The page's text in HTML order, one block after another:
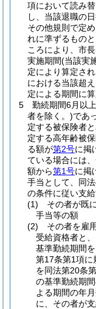
項において読み
し、当該退職の
その他規則で定
れに準ずるもの
ころにより、市
実施期間(当該実
定により算定さ
における当該超
定による期間に算
5
勤続期間6月以
者を除く。)であ
定する被保険者
定する高年齢被
る額が第2号に掲
ている場合には
額から第1号に掲
手当として、同
の条件に従い支給
(1)
その者が既
手当等の額
(2)
その者を雇
受給資格者と
基準勤続期間
第17条第1項に
を同法第20条
の基準勤続期
よる期間の年
に、その者が